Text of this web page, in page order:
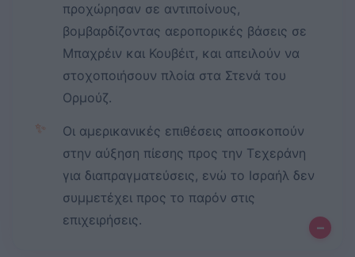
προχώρησαν σε αντιποίνους,
βομβαρδίζοντας αεροπορικές βάσεις σε
Μπαχρέιν και Κουβέιτ, και απειλούν να
στοχοποιήσουν πλοία στα Στενά του
Ορμούζ.
✨
Οι αμερικανικές επιθέσεις αποσκοπούν
στην αύξηση πίεσης προς την Τεχεράνη
για διαπραγματεύσεις, ενώ το Ισραήλ δεν
συμμετέχει προς το παρόν στις
επιχειρήσεις.
–